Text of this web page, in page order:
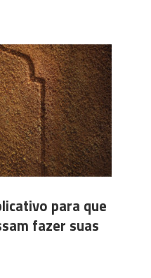
para que
fazer suas